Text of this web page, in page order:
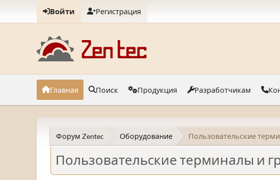
Войти Регистрация
Главная Поиск Продукция Разработчикам
Форум Zentec Оборудование Пользовательские
Пользовательские терминалы и